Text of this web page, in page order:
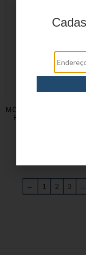
MOCHILA INFANTIL
ROB
← 1 2 3 …